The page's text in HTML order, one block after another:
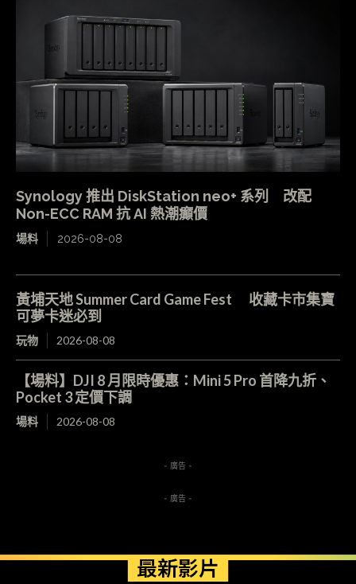
Synology 推出 DiskStation neo+ 系列 改配
Non-ECC RAM 抗 AI 熱潮癲價
場料 2026-08-08
黃埔天地 Summer Card Game Fest 收藏卡市集寶
可夢卡迷必到
玩物 2026-08-08
【場料】DJI 8 月限時優惠：Mini 5 Pro 首降九折、
Pocket 3 定價下調
場料 2026-08-08
- 廣告 -
- 廣告 -
最新影片